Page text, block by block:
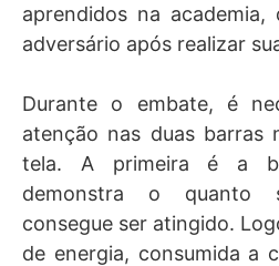
aprendidos na
adversário após realizar
Durante o embate, é
atenção nas duas barras
tela. A primeira é a
demonstra o quanto
consegue ser atingido.
de energia, consumida a